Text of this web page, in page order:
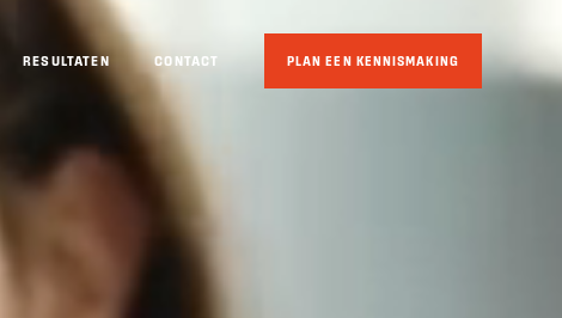
RESULTATEN CONTACT PLAN EEN KENNISMAKING